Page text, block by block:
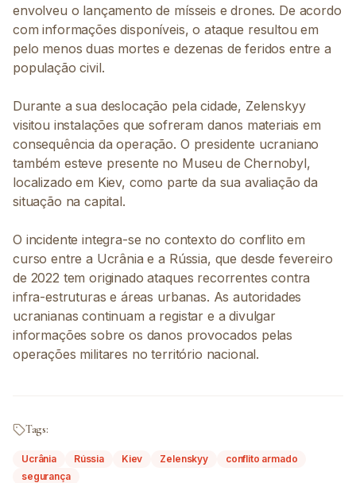
envolveu o lançamento de mísseis e drones. De acordo
com informações disponíveis, o ataque resultou em
pelo menos duas mortes e dezenas de feridos entre a
população civil.
Durante a sua deslocação pela cidade, Zelenskyy
visitou instalações que sofreram danos materiais em
consequência da operação. O presidente ucraniano
também esteve presente no Museu de Chernobyl,
localizado em Kiev, como parte da sua avaliação da
situação na capital.
O incidente integra-se no contexto do conflito em
curso entre a Ucrânia e a Rússia, que desde fevereiro
de 2022 tem originado ataques recorrentes contra
infra-estruturas e áreas urbanas. As autoridades
ucranianas continuam a registar e a divulgar
informações sobre os danos provocados pelas
operações militares no território nacional.
Tags:
Ucrânia Rússia Kiev Zelenskyy
conflito armado
segurança